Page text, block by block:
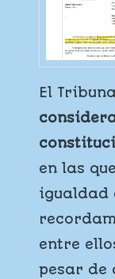
El
en las
igualdad
entre
pesar de